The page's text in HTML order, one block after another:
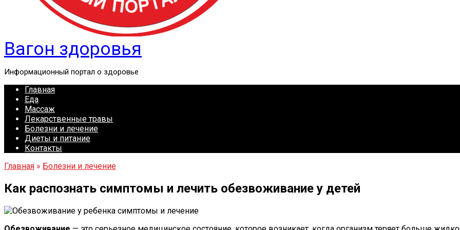
Вагон здоровья
Информационный портал о здоровье
Главная
Еда
Массаж
Лекарственные травы
Болезни и лечение
Диеты и питание
Контакты
Главная » Болезни и лечение
Как распознать симптомы и лечить обезвоживание у детей